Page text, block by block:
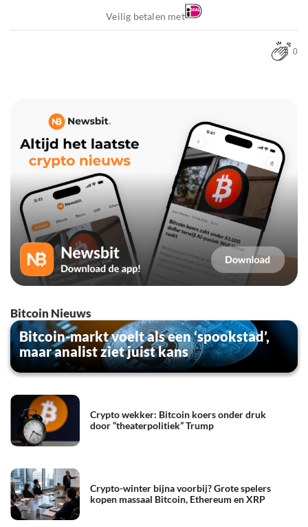
Veilig betalen met
0
Bitcoin Nieuws
Bitcoin-markt voelt als een ‘spookstad’,
maar analist ziet juist kans
Crypto wekker: Bitcoin koers onder druk
door “theaterpolitiek” Trump
Crypto-winter bijna voorbij? Grote spelers
kopen massaal Bitcoin, Ethereum en XRP